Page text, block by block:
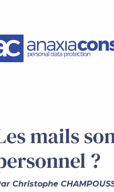
mails
?
Christophe